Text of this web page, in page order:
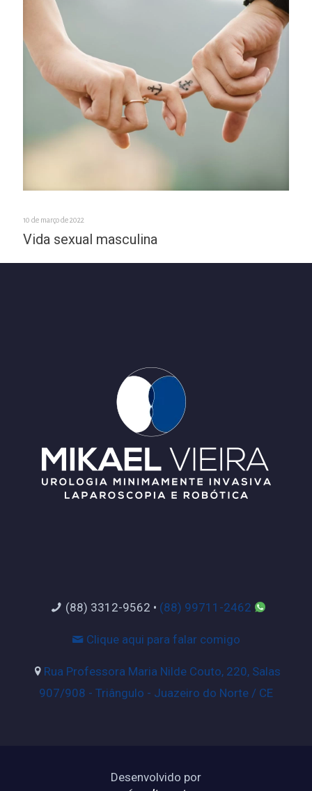
10 de março de 2022
Vida sexual masculina
(88) 3312-9562 • (88) 99711-2462
Clique aqui para falar comigo
Rua Professora Maria Nilde Couto, 220, Salas
907/908 - Triângulo - Juazeiro do Norte / CE
Desenvolvido por